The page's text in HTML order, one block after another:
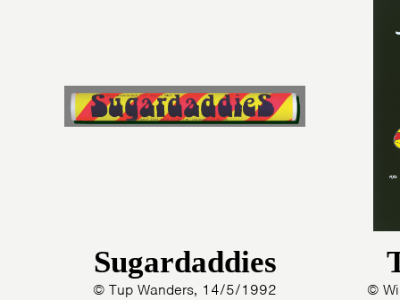
Sugardaddies
© Tup Wanders, 14/5/1992 ©